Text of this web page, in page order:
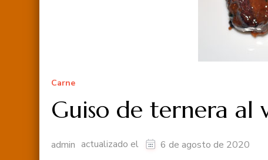
Carne
Guiso de ternera al
admin actualizado el 6 de agosto de 2020